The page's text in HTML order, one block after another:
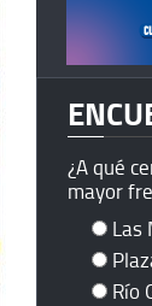
¿A qué
mayor
Las
Río